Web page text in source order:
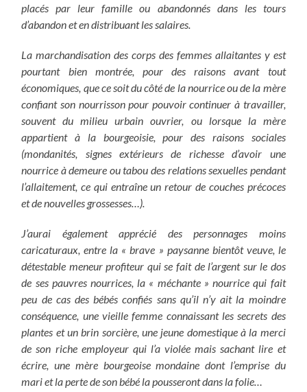
placés par leur famille ou abandonnés dans les tours
d’abandon et en distribuant les salaires.
La marchandisation des corps des femmes allaitantes y est
pourtant bien montrée, pour des raisons avant tout
économiques, que ce soit du côté de la nourrice ou de la mère
confiant son nourrisson pour pouvoir continuer à travailler,
souvent du milieu urbain ouvrier, ou lorsque la mère
appartient à la bourgeoisie, pour des raisons sociales
(mondanités, signes extérieurs de richesse d’avoir une
nourrice à demeure ou tabou des relations sexuelles pendant
l’allaitement, ce qui entraîne un retour de couches précoces
et de nouvelles grossesses…).
J’aurai également apprécié des personnages moins
caricaturaux, entre la « brave » paysanne bientôt veuve, le
détestable meneur profiteur qui se fait de l’argent sur le dos
de ses pauvres nourrices, la « méchante » nourrice qui fait
peu de cas des bébés confiés sans qu’il n’y ait la moindre
conséquence, une vieille femme connaissant les secrets des
plantes et un brin sorcière, une jeune domestique à la merci
de son riche employeur qui l’a violée mais sachant lire et
écrire, une mère bourgeoise mondaine dont l’emprise du
mari et la perte de son bébé la pousseront dans la folie…